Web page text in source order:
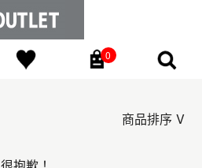
0
商品排序